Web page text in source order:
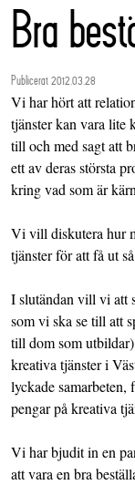
Bra
Publicerat 2012.03.28
Vi har hört att
tjänster kan vara lite
till och med sagt att
ett av deras största
kring vad som är
Vi vill diskutera hur
tjänster för att få ut
I slutändan vill vi att
som vi ska se till att
till dom som
kreativa tjänster i
lyckade samarbeten,
pengar på kreativa
Vi har bjudit in en
att vara en bra